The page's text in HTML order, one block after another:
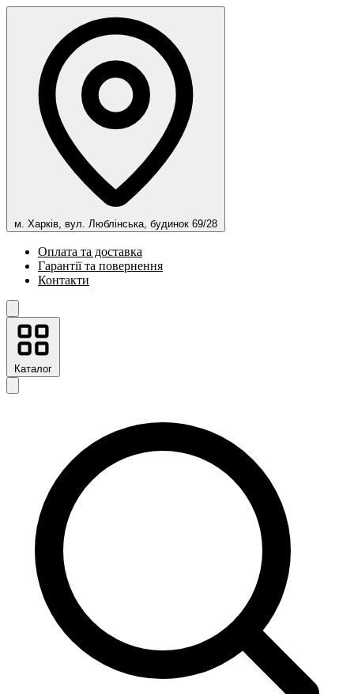
м. Харків, вул. Люблінська, будинок 69/28
Оплата та доставка
Гарантії та повернення
Контакти
Каталог